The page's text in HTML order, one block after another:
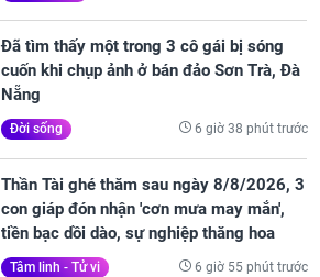
Đã tìm thấy một trong 3 cô gái bị sóng
cuốn khi chụp ảnh ở bán đảo Sơn Trà, Đà
Nẵng
Đời sống 6 giờ 38 phút trước
Thần Tài ghé thăm sau ngày 8/8/2026, 3
con giáp đón nhận 'cơn mưa may mắn',
tiền bạc dồi dào, sự nghiệp thăng hoa
Tâm linh - Tử vi 6 giờ 55 phút trước